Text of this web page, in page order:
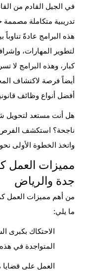
في الجيل القادم من
تدريبية متكاملة
هذه البرامج عادةً
لتطوير المهارات،
كبار، وهذه البرامج لا
أيضاً فرصة لاكتشاف
أفضل أنواع وظائف
هل أنت مستعد لتحويل
ناجحة؟ استكشف الفرص
واتخذ الخطوة الأولى
مميزات العمل
جدة والرياض
من أهم مميزات العمل
ما يلي:
الاحتكاك بكبرى
المتواجدة في
العمل على قضايا